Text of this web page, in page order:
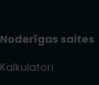
Noderīgas saites
Kalkulatori